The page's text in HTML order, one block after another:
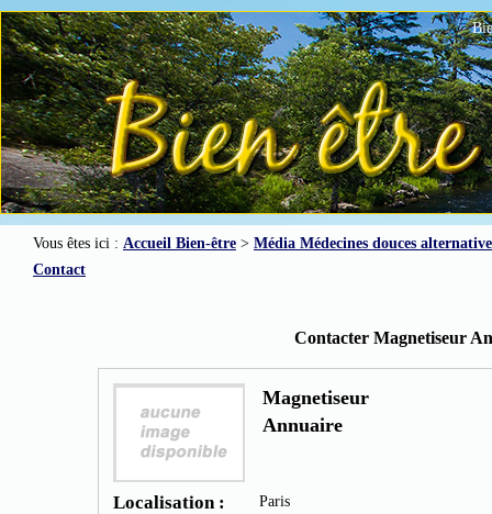
Vous êtes ici : Accueil Bien-être > Média Médecines douces
Contact
Contacter Magnetiseur
Magnetiseur
Annuaire
Localisation : Paris